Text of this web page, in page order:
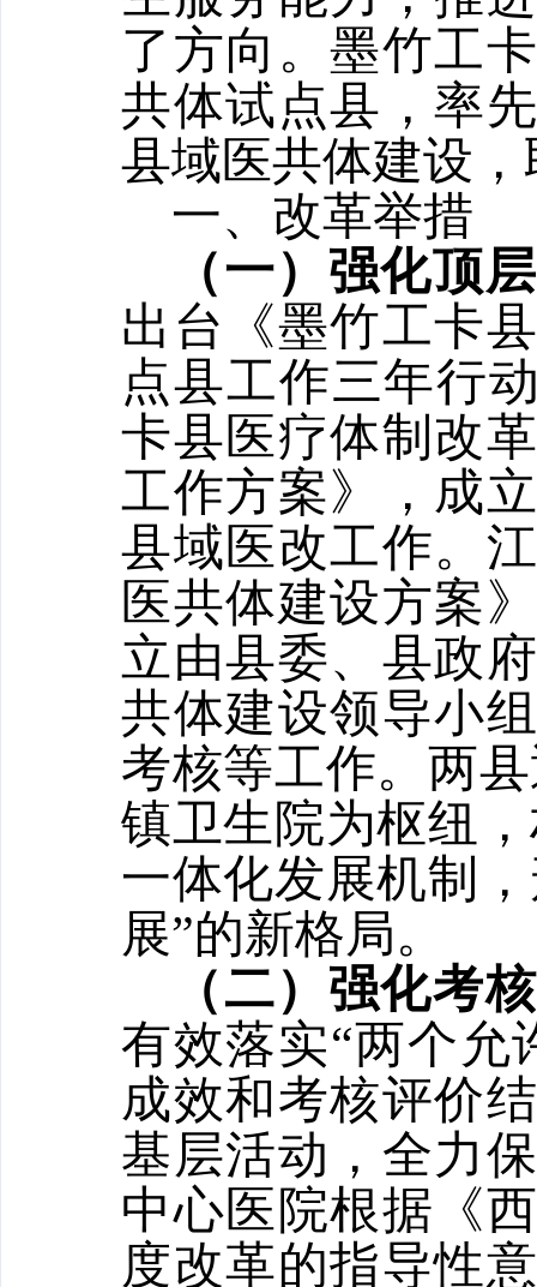
了方向。墨竹工
共体试点县，率
县域医共体建设
一、改革举措
（一）强化顶
出台《墨竹工卡
点县工作三年行
卡县医疗体制改
工作方案》，成
县域医改工作。
医共体建设方案
立由县委、县政
共体建设领导小
考核等工作。两
镇卫生院为枢纽
一体化发展机制
展”的新格局。
（二）强化考
有效落实“两个允
成效和考核评价
基层活动，全力
中心医院根据《
度改革的指导性